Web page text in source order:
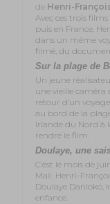
de Henri-
Avec ces trois
puis en France,
dans un même
filmé, du
Sur la plage de
Un jeune
une vieille caméra
retour d’un
au bord de la
Irlande du Nord à
rendre le film.
Doulaye, une
C’est le mois de
Mali. Henri-
Doulaye Danioko,
enfance.